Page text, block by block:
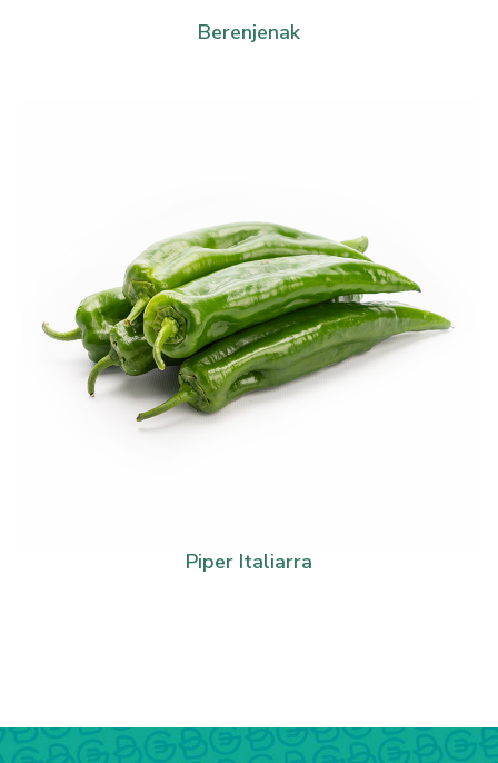
Berenjenak
Piper Italiarra